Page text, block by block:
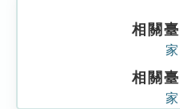
相關
相關